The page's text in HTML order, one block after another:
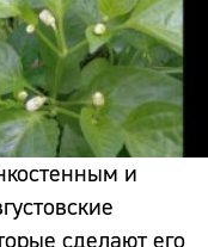
и
сделают его